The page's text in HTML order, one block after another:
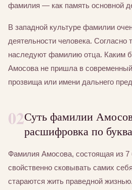
фамилия — как память основной
В западной культуре фамилии
деятельности человека. Согласно
наследуют фамилию отца. Каким
Амосова не пришла в
прозвища или имени дальнего
02Суть фамилии
расшифровка по
Фамилия Амосова, состоящая из
свойственно сковывать самих
стараются жить праведной